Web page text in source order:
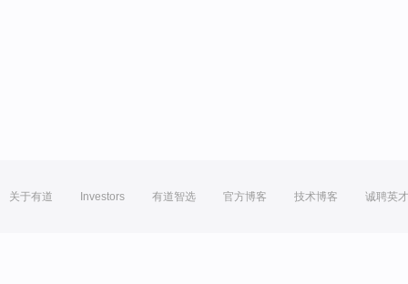
关于有道 Investors 有道智选 官方博客 技术博客 诚聘英才